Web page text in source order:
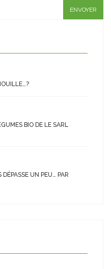
BIO DE LE SARL
UN PEU… PAR